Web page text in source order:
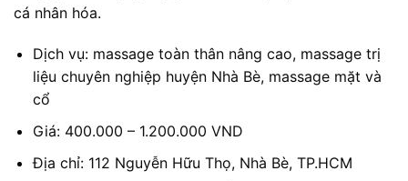
cá nhân hóa.
Dịch vụ: massage toàn thân nâng cao, massage trị
liệu chuyên nghiệp huyện Nhà Bè, massage mặt và
cổ
Giá: 400.000 – 1.200.000 VND
Địa chỉ: 112 Nguyễn Hữu Thọ, Nhà Bè, TP.HCM